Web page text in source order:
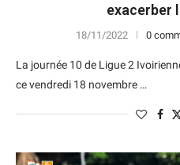
exacerber
18/11/2022 0
La journée 10 de Ligue 2
ce vendredi 18 novembre …